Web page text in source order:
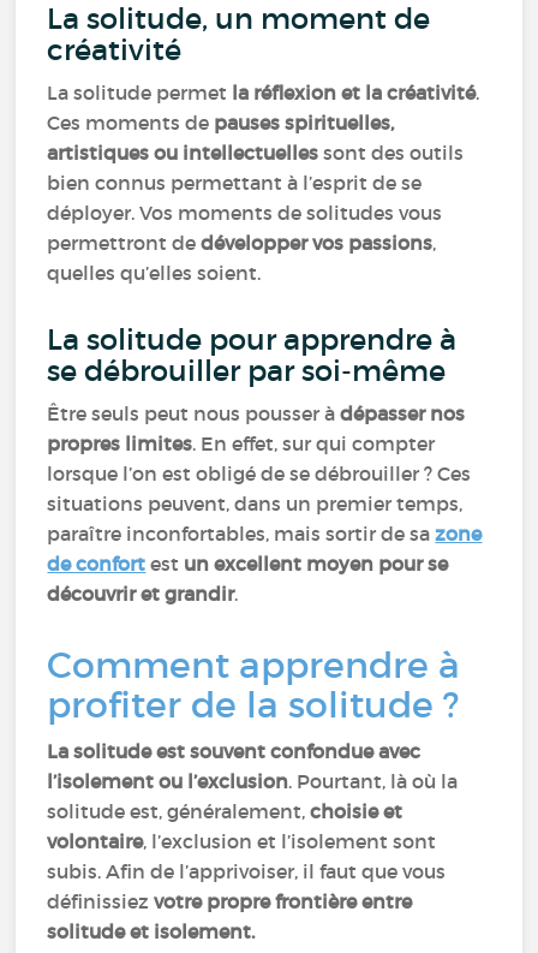
La solitude, un moment de
créativité
La solitude permet la réflexion et la créativité.
Ces moments de pauses spirituelles,
artistiques ou intellectuellessont des outils
bien connus permettant à l’esprit de se
déployer. Vos moments de solitudes vous
permettront dedévelopper vos passions,
quelles qu’elles soient.
La solitude pour apprendre à
se débrouiller par soi-même
Être seuls peut nous pousser àdépasser nos
propres limites. En effet, sur qui compter
lorsque l’on est obligé de se débrouiller ? Ces
situations peuvent, dans un premier temps,
paraître inconfortables, mais sortir de sa zone
de confort est un excellent moyen pour se
découvrir et grandir.
Comment apprendre à
profiter de la solitude ?
La solitude est souvent confondue avec
l’isolement ou l’exclusion. Pourtant, là où la
solitude est, généralement, choisie et
volontaire, l’exclusion et l’isolement sont
subis. Afin de l’apprivoiser, il faut que vous
définissiezvotre propre frontière entre
solitude et isolement.